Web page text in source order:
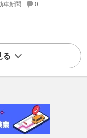
車新聞 0
る